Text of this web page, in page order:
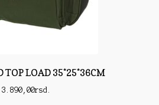
TOP LOAD 35*25*36CM
3.890,00rsd.